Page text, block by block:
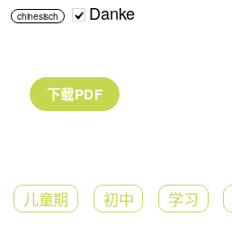
chinesisch Danke
儿童期 初中 学习